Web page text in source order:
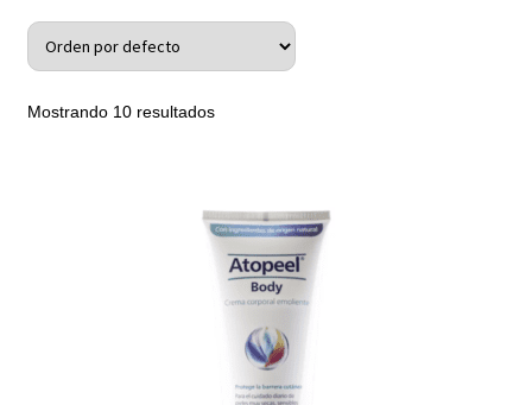
TÉRMINOS Y CONDICIONES
Tienda
Mostrando 10 resultados